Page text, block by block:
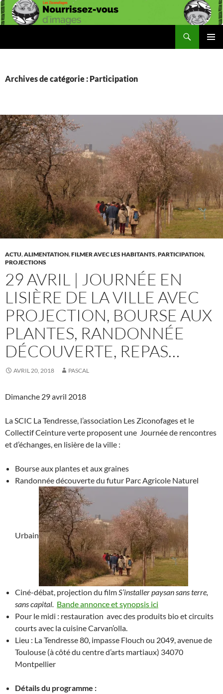
Aller
au
Archives de catégorie : Participation
ACTU,ALIMENTATION,FILMER AVEC LES HABITANTS,PARTICIPATION,
PROJECTIONS
29 AVRIL | JOURNÉE EN
LISIÈRE DE LA VILLE AVEC
PROJECTION, BOURSE AUX
PLANTES, RANDONNÉE
DÉCOUVERTE, REPAS…
AVRIL 20, 2018 PASCAL
Dimanche 29 avril 2018
La SCIC La Tendresse, l’association Les Ziconofages et le
Collectif Ceinture verte proposent une Journée de rencontres
et d’échanges, en lisière de la ville :
Bourse aux plantes et aux graines
Randonnée découverte du futur Parc Agricole Naturel
Urbain
Ciné-débat, projection du film S’installer paysan sans terre,
sans capital. Bande annonce et synopsis ici
Pour le midi : restauration avec des produits bio et circuits
courts avec la cuisine Carvan’olla.
Lieu : La Tendresse 80, impasse Flouch ou 2049, avenue de
Toulouse (à côté du centre d’arts martiaux) 34070
Montpellier
Détails du programme :